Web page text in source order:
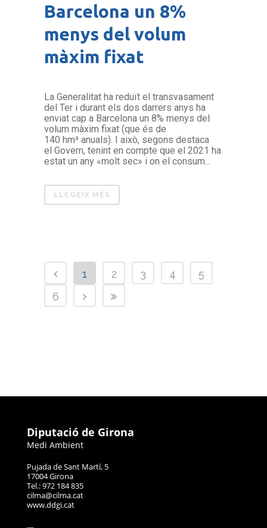
Barcelona un 8%
menys del volum
màxim fixat
La Generalitat ha reduït el transvasament
del Ter i durant els dos darrers anys ha
enviat cap a Barcelona un 8% menys del
volum màxim fixat (que és de
140 hm³ anuals). I això, segons destaca
el Govern, tenint en compte que el 2021 ha
estat un any «molt sec» i on el consum...
LLEGEIX MÉS
1 2 3 4
5
6
Diputació de Girona
Medi Ambient
Pujada de Sant Martí, 5
17004 Girona
Tel.: 972 184 835
cilma@cilma.cat
www.ddgi.cat